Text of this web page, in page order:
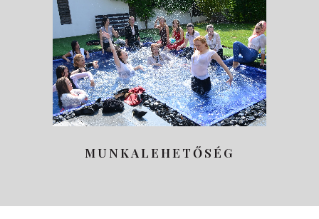
MUNKALEHETŐSÉG